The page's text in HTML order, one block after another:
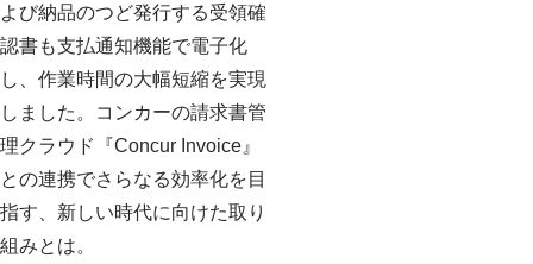
よび納品のつど発行する受領確
認書も支払通知機能で電子化
し、作業時間の大幅短縮を実現
しました。コンカーの請求書管
理クラウド『Concur Invoice』
との連携でさらなる効率化を目
指す、新しい時代に向けた取り
組みとは。